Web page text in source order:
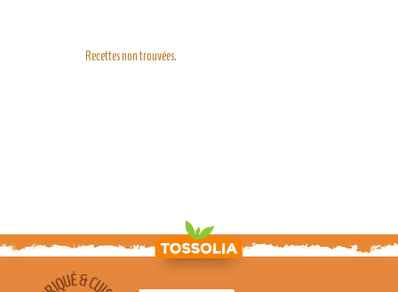
Recettes non trouvées.